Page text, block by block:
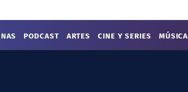
PODCAST ARTES CINE Y SERIES MÚSICA